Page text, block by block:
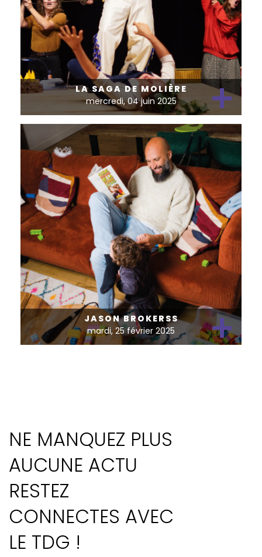
LA SAGA DE MOLIÈRE
mercredi, 04 juin 2025
+
JASON BROKERSS
mardi, 25 février 2025
+
NE MANQUEZ PLUS
AUCUNE ACTU
RESTEZ
CONNECTES AVEC
LE TDG !